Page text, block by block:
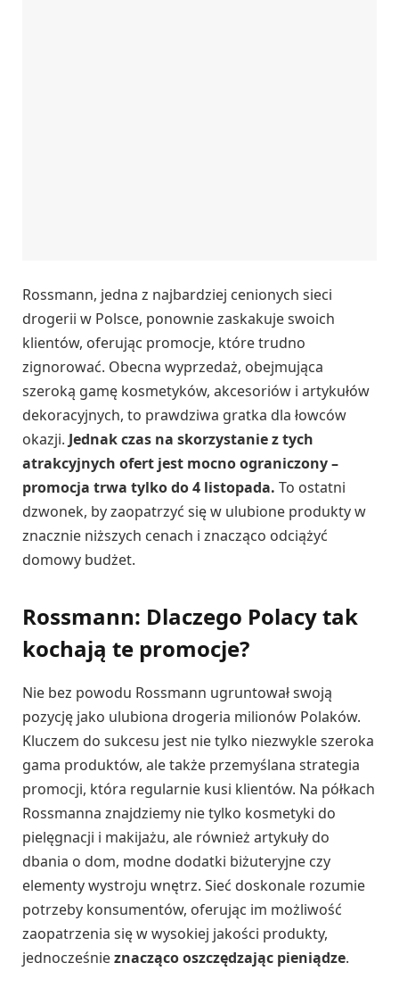
Rossmann, jedna z najbardziej cenionych sieci
drogerii w Polsce, ponownie zaskakuje swoich
klientów, oferując promocje, które trudno
zignorować. Obecna wyprzedaż, obejmująca
szeroką gamę kosmetyków, akcesoriów i artykułów
dekoracyjnych, to prawdziwa gratka dla łowców
okazji. Jednak czas na skorzystanie z tych
atrakcyjnych ofert jest mocno ograniczony –
promocja trwa tylko do 4 listopada. To ostatni
dzwonek, by zaopatrzyć się w ulubione produkty w
znacznie niższych cenach i znacząco odciążyć
domowy budżet.
Rossmann: Dlaczego Polacy tak
kochają te promocje?
Nie bez powodu Rossmann ugruntował swoją
pozycję jako ulubiona drogeria milionów Polaków.
Kluczem do sukcesu jest nie tylko niezwykle szeroka
gama produktów, ale także przemyślana strategia
promocji, która regularnie kusi klientów. Na półkach
Rossmanna znajdziemy nie tylko kosmetyki do
pielęgnacji i makijażu, ale również artykuły do
dbania o dom, modne dodatki biżuteryjne czy
elementy wystroju wnętrz. Sieć doskonale rozumie
potrzeby konsumentów, oferując im możliwość
zaopatrzenia się w wysokiej jakości produkty,
jednocześnieznacząco oszczędzając pieniądze.